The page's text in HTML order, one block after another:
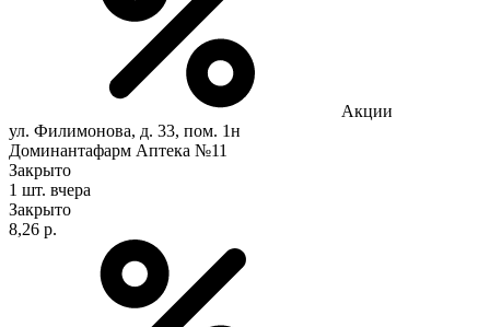
Акции
ул. Филимонова, д. 33, пом. 1н
Доминантафарм Аптека №11
Закрыто
1 шт. вчера
Закрыто
8,26 р.